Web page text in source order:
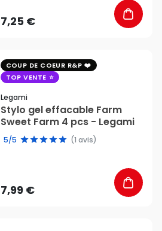
7,25 €
COUP DE COEUR R&P
TOP VENTE
Legami
Stylo gel effacable Farm
Sweet Farm 4 pcs - Legami
5/5 (1 avis)
7,99 €